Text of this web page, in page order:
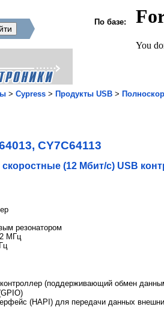
По базе:
> Cypress > Продукты USB >
CY7C64113
(12 Мбит/с) USB
резонатором
МГц
(поддерживающий обмен
(HAPI) для передачи данных